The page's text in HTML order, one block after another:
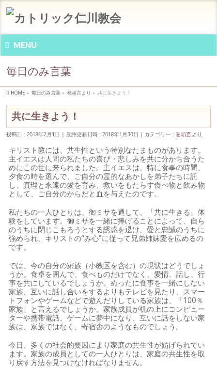
MENU
毎日のみ言葉
HOME » 毎日のみ言葉 » 巻頭言より » 共に生きよう！
共に生きよう！
投稿日 : 2018年2月1日 最終更新日時 : 2018年1月30日 カテゴリー :巻頭言より
キリスト教には、共生性という特別なたまものがあります。
主イエスは人間の私たちの喜び・悲しみを共に分かち合うた
めにこの世に来られました。主イエスは、特に食事の時間、
夕食の時を選んで、ご自分の霊的なあかしを弟子たちに託
し、真理と永遠の愛を育み、救いをもたらす食べ物と飲み物
として、ご自分のからだと血を与えたのです。
私たちの一人ひとりは、御ミサを通して、「共に生きる」体
験をしています。御ミサを一緒に捧げることによって、自ら
のうちに閉じこもろうとする誘惑を退け、愛と忠誠のうちに
強められ、キリストの“み心”に従って兄弟姉妹愛を広めるの
です。
では、今の自分の家族（小教区を含む）の現状はどうでしょ
うか。食卓を囲んで、食べものだけでなく、愛情、話し、行
事を共にしているでしょうか。めったに食事を一緒にしない
家族、互いに話し合いをするよりもテレビを見たり、スマー
トフォンやゲームなどで遊んだりしている家族は、「100％
家族」と言えるでしょうか。家族成員が机の上にコンピュー
ターや携帯電話、ゲームに夢中になり、互いに話をしない家
族は、家族ではなく、寄宿舎のようなものでしょう。
今日、多くの社会的要因により家庭の共生性が妨げられてい
ます。家族の成員としての一人ひとりは、家庭の共生性を取
り戻す方法を見つけなければなりません。